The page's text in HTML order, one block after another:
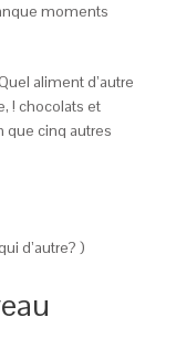
moments
aliment d’autre
! chocolats et
que cinq autres
d’autre? )